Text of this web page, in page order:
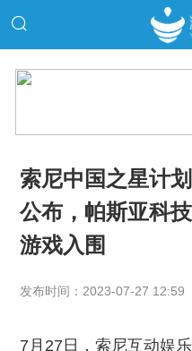
索尼中国之星计
公布，帕斯亚科
游戏入围
发布时间：2023-07-27
7月27日，索尼互动娱